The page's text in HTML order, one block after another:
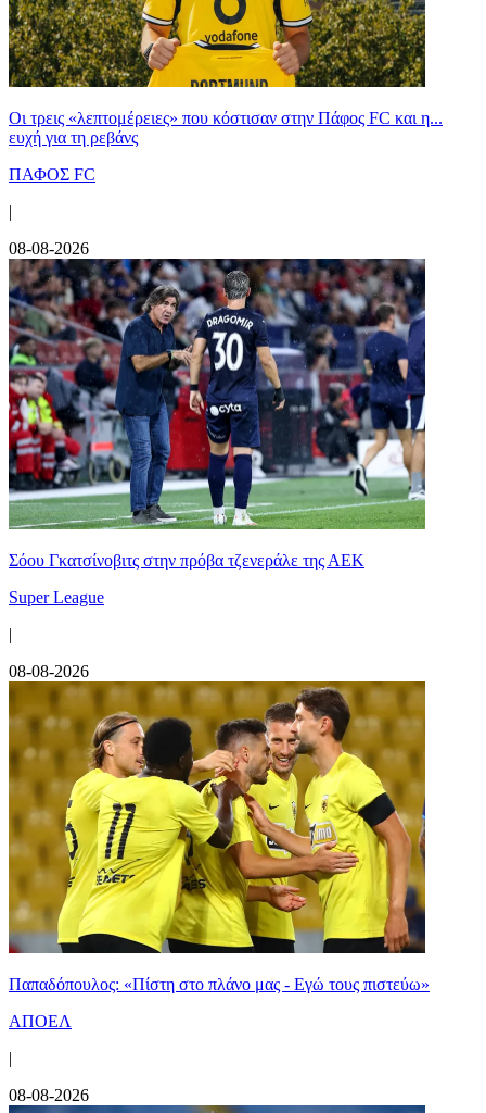
Οι τρεις «λεπτομέρειες» που κόστισαν στην Πάφος FC και η...
ευχή για τη ρεβάνς
ΠΑΦΟΣ FC
|
08-08-2026
Σόου Γκατσίνοβιτς στην πρόβα τζενεράλε της ΑΕΚ
Super League
|
08-08-2026
Παπαδόπουλος: «Πίστη στο πλάνο μας - Εγώ τους πιστεύω»
ΑΠΟΕΛ
|
08-08-2026